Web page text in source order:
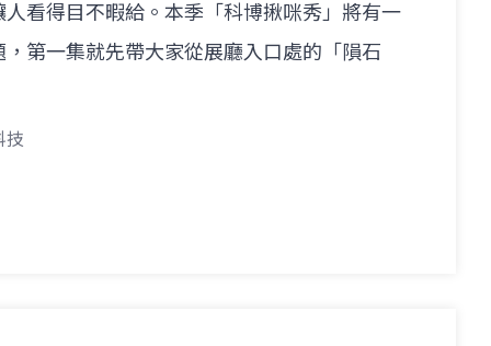
看得目不暇給。本季「科博揪咪秀」將有一
第一集就先帶大家從展廳入口處的「隕石
技